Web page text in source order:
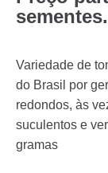
sementes.
Variedade de
do Brasil por
redondos, às
suculentos e
gramas